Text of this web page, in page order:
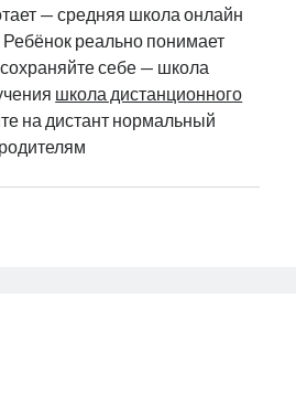
— средняя школа онлайн
Ребёнок реально понимает
себе — школа
школа дистанционного
на дистант нормальный